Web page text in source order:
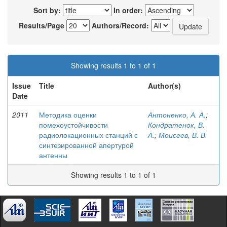
Sort by:
In order:
Results/Page
Authors/Record:
Showing results 1 to 1 of 1
Issue
Date
Title Author(s)
2011
Методика оценки
помехоустойчивости
радиолокационных станций с
синтезированной апертурой
антенны
Антоненко, А. А.;
Кондратенок, В.
А.; Моисеев, В. В.
Showing results 1 to 1 of 1